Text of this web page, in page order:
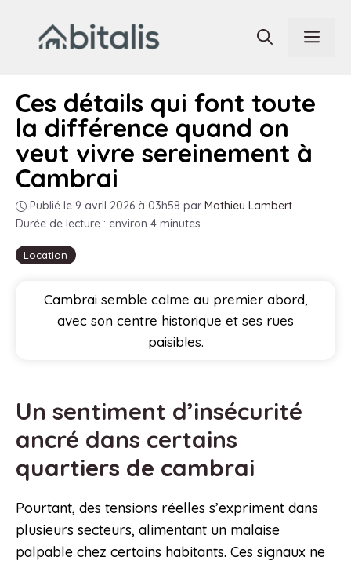
contenu
Location
Ces détails qui font toute
la différence quand on
veut vivre sereinement à
Cambrai
Publié le 9 avril 2026 à 03h58 par Mathieu Lambert
·
Durée de lecture : environ 4 minutes
Cambrai semble calme au premier abord,
avec son centre historique et ses rues
paisibles.
Un sentiment d’insécurité
ancré dans certains
quartiers de cambrai
Pourtant, des tensions réelles s’expriment dans
plusieurs secteurs, alimentant un malaise
palpable chez certains habitants. Ces signaux ne